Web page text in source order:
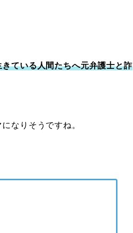
ている人間たちへ元弁護士と詐
なりそうですね。